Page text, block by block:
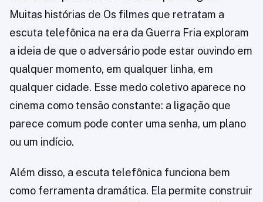
Muitas histórias de Os filmes que retratam a
escuta telefônica na era da Guerra Fria exploram
a ideia de que o adversário pode estar ouvindo em
qualquer momento, em qualquer linha, em
qualquer cidade. Esse medo coletivo aparece no
cinema como tensão constante: a ligação que
parece comum pode conter uma senha, um plano
ou um indício.
Além disso, a escuta telefônica funciona bem
como ferramenta dramática. Ela permite construir